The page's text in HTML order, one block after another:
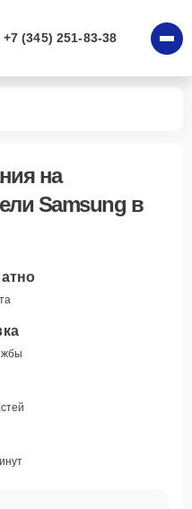
+7 (345) 251-83-38
на
Samsung в